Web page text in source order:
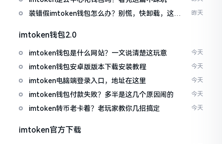
装错假imtoken钱包怎么办？别慌，快卸载，这几
昨天
imtoken钱包2.0
imtoken钱包是什么网站？一文说清楚这玩意 今天
imtoken钱包安卓版版本下载安装教程 今天
imtoken电脑端登录入口，地址在这里 今天
imtoken钱包付款失败？多半是这几个原因闹的 今天
imtoken转币老卡着？老玩家教你几招搞定 今天
imtoken官方下载